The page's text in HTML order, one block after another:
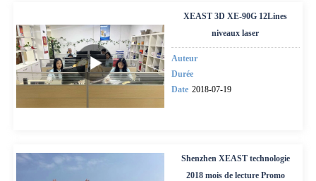
XEAST 3D XE-90G 12Lines
niveaux laser
Auteur
Durée
Date 2018-07-19
Shenzhen XEAST technologie
2018 mois de lecture Promo